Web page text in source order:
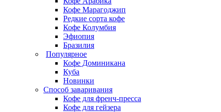
Кофе Марагоджип
Редкие сорта кофе
Кофе Колумбия
Эфиопия
Бразилия
Популярное
Кофе Доминикана
Куба
Новинки
Способ заваривания
Кофе для френч-пресса
Кофе для гейзера